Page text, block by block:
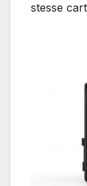
stesse